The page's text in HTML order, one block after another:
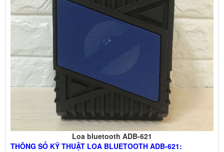
Loa bluetooth ADB-621
THÔNG SỐ KỸ THUẬT LOA BLUETOOTH ADB-621: